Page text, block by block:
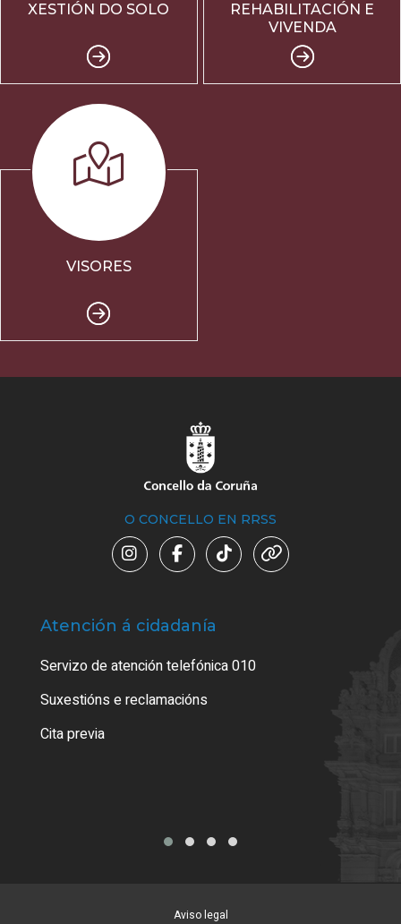
XESTIÓN DO SOLO
REHABILITACIÓN E
VIVENDA
VISORES
O CONCELLO EN RRSS
Atención á cidadanía
Servizo de atención telefónica 010
Suxestións e reclamacións
Cita previa
Aviso legal